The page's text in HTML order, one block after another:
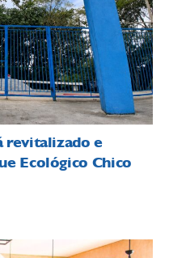
revitalizado e
Ecológico Chico